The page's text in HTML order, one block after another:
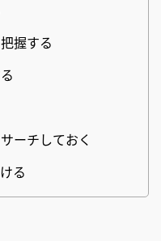
握する
ーチしておく
る